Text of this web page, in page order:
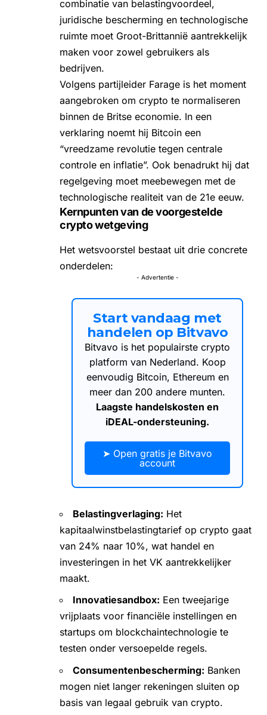
combinatie van belastingvoordeel,
juridische bescherming en technologische
ruimte moet Groot-Brittannië aantrekkelijk
maken voor zowel gebruikers als
bedrijven.
Volgens partijleider Farage is het moment
aangebroken om crypto te normaliseren
binnen de Britse economie. In een
verklaring noemt hij Bitcoin een
“vreedzame revolutie tegen centrale
controle en inflatie”. Ook benadrukt hij dat
regelgeving moet meebewegen met de
technologische realiteit van de 21e eeuw.
Kernpunten van de voorgestelde
crypto wetgeving
Het wetsvoorstel bestaat uit drie concrete
onderdelen:
- Advertentie -
Start vandaag met
handelen op Bitvavo
Bitvavo is het populairste crypto
platform van Nederland. Koop
eenvoudig Bitcoin, Ethereum en
meer dan 200 andere munten.
Laagste handelskosten en
iDEAL-ondersteuning.
➤ Open gratis je Bitvavo
account
Belastingverlaging: Het
kapitaalwinstbelastingtarief op crypto gaat
van 24% naar 10%, wat handel en
investeringen in het VK aantrekkelijker
maakt.
Innovatiesandbox: Een tweejarige
vrijplaats voor financiële instellingen en
startups om blockchaintechnologie te
testen onder versoepelde regels.
Consumentenbescherming: Banken
mogen niet langer rekeningen sluiten op
basis van legaal gebruik van crypto.